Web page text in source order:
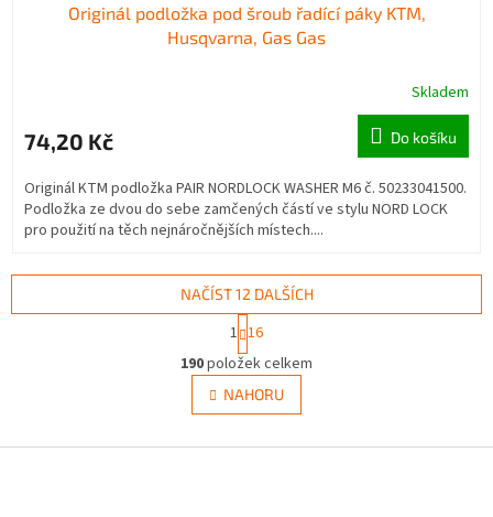
Originál podložka pod šroub řadící páky KTM,
Husqvarna, Gas Gas
Skladem
74,20 Kč Do košíku
Originál KTM podložka PAIR NORDLOCK WASHER M6 č. 50233041500.
Podložka ze dvou do sebe zamčených částí ve stylu NORD LOCK
pro použití na těch nejnáročnějších místech....
O
v
l
á
NAČÍST 12 DALŠÍCH
S
t
r
á
n
k
v
1 16
190položek celkem
NAHORU